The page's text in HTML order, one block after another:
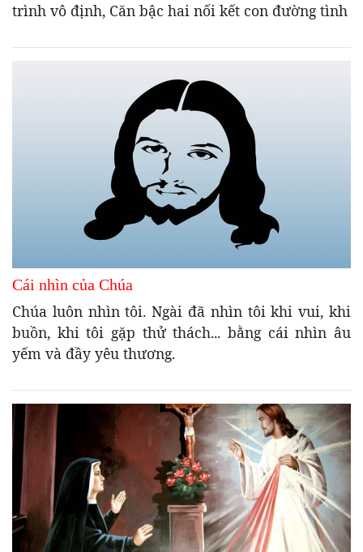
trình vô định, Căn bậc hai nối kết con đường tình
Cái nhìn của Chúa
Chúa luôn nhìn tôi. Ngài đã nhìn tôi khi vui, khi
buồn, khi tôi gặp thử thách... bằng cái nhìn âu
yếm và đầy yêu thương.